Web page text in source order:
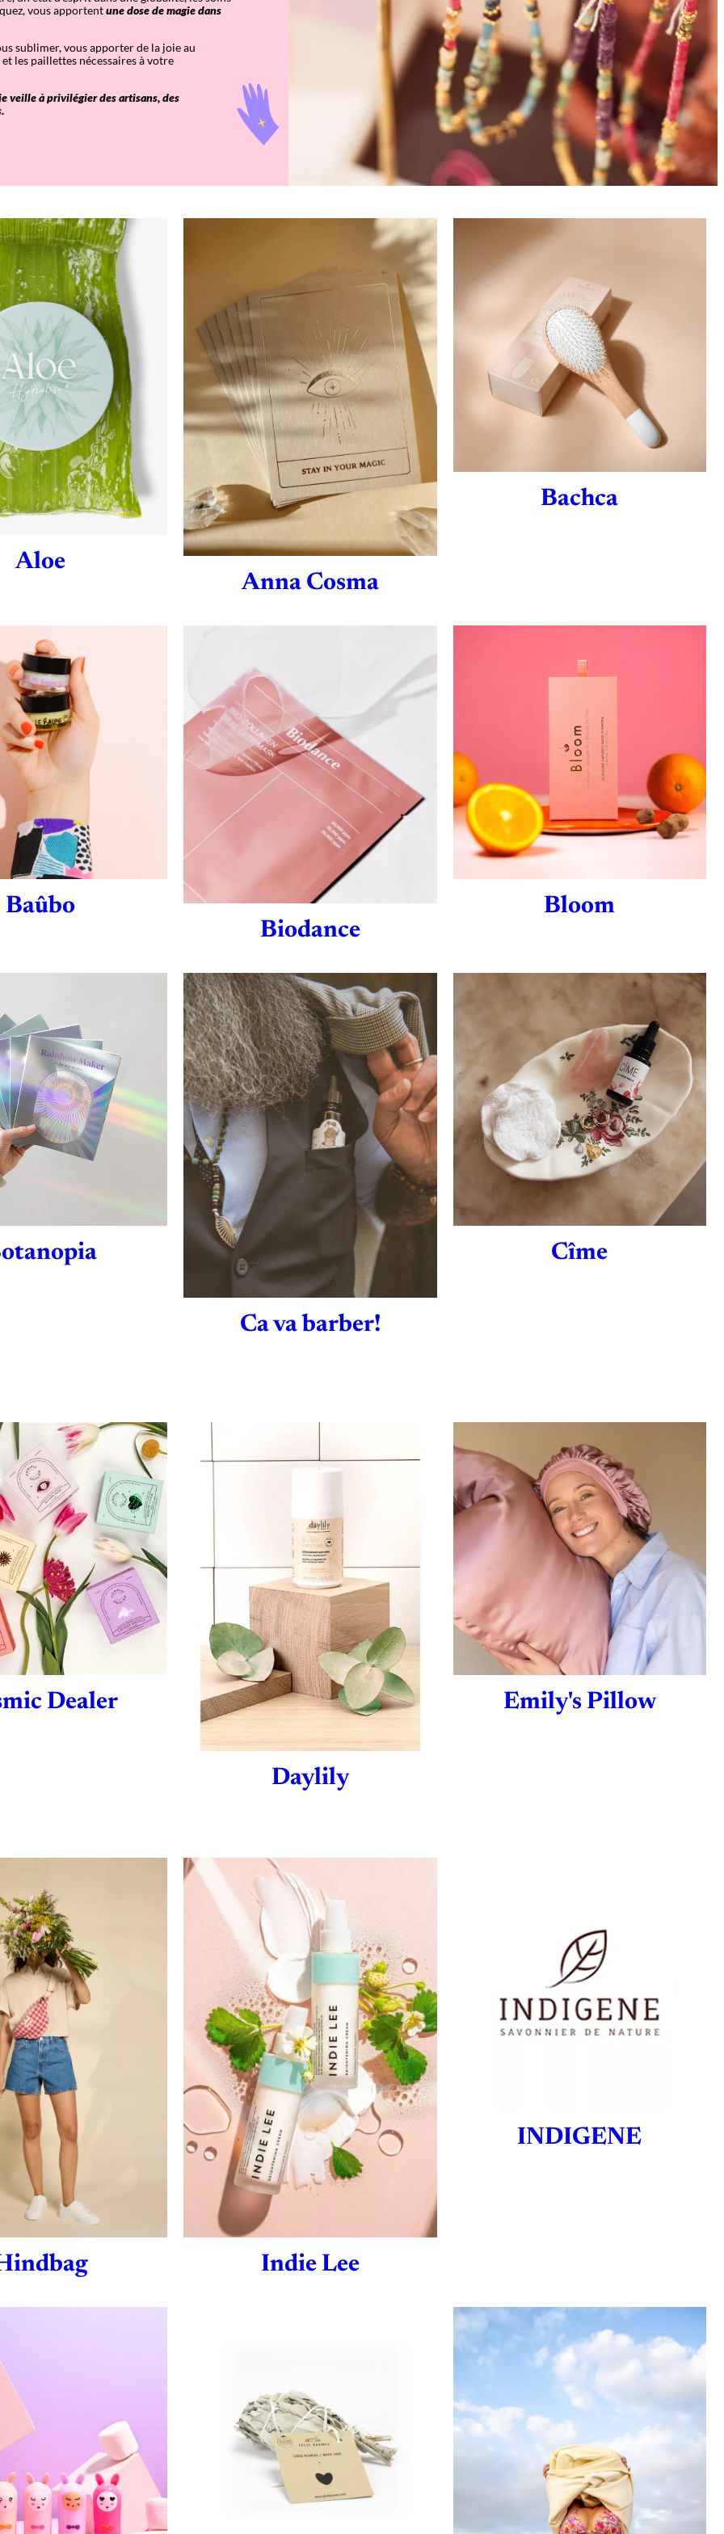
vous apportentune dose de magie dans
sublimer, vous apporter de la joie au
les paillettes nécessaires à votre
veille à privilégier des artisans, des
Aloe
Anna Cosma
Bachca
Baûbo
Biodance
Bloom
Ca va barber!
Cîme
Dealer
Daylily
Emily's Pillow
Indie Lee
INDIGENE